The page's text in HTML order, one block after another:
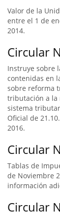
Valor de la
entre el 1 de
2014.
Circular
Instruye sobre
contenidas en
sobre reforma
tributación a la
sistema
Oficial de
2016.
Circular
Tablas de
de Noviembre
información
Circular